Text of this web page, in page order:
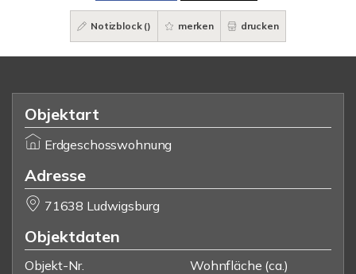
Notizblock () merken drucken
Objektart
Erdgeschosswohnung
Adresse
71638 Ludwigsburg
Objektdaten
Objekt-Nr.
Wohnfläche (ca.)